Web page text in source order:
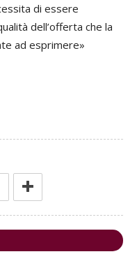
di essere
dell’offerta che la
ad esprimere»